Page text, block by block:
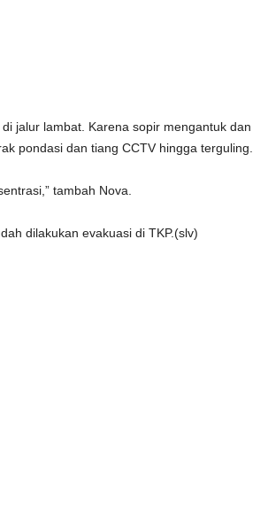
jalur lambat. Karena sopir mengantuk dan
pondasi dan tiang CCTV hingga terguling.
tambah Nova.
dilakukan evakuasi di TKP.(slv)